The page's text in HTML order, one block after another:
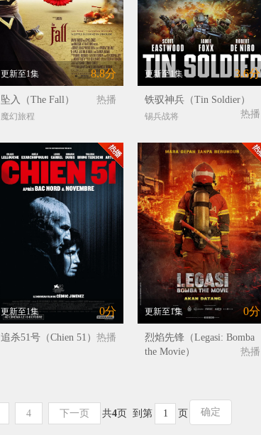
更新至1集 8.8分
坠入（The Fall） 热播
魔幻旅程
更新至1集 3.6分
铁驭神兵（Tin Soldier）
热播
锡兵战将
更新至1集 0分
追杀51号（Chien 51） 热播
更新至1集 0分
烈焰先锋（Legasi: Bomba
the Movie）
热播
4 下一页 共4页 到第 页 确定